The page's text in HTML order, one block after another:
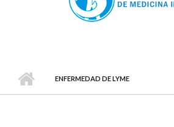
ENFERMEDAD DE LYME